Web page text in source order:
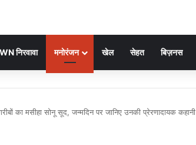
निरवावा मनोरंजन खेल सेहत बिज़नस
का मसीहा सोनू सूद, जन्मदिन पर जानिए उनकी प्रेरणादायक कहानी